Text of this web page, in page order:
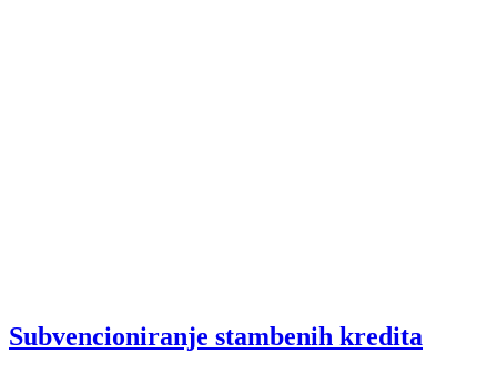
Subvencioniranje stambenih kredita